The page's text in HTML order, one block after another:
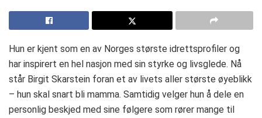
Hun er kjent som en av Norges største idrettsprofiler og
har inspirert en hel nasjon med sin styrke og livsglede. Nå
står Birgit Skarstein foran et av livets aller største øyeblikk
– hun skal snart bli mamma. Samtidig velger hun å dele en
personlig beskjed med sine følgere som rører mange til